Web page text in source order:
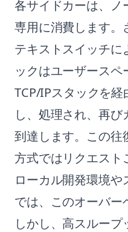
各サイドカーは、ノ
専用に消費します。
テキストスイッチに
ックはユーザース
TCP/IPスタックを
し、処理され、再
到達します。この往
方式ではリクエスト
ローカル開発環境
では、このオーバー
しかし、高スルー